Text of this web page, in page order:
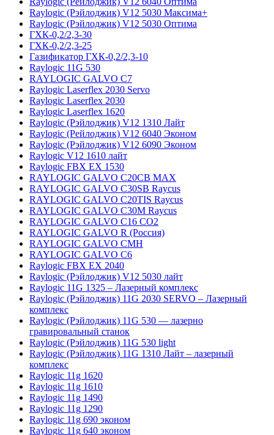
Raylogic (Рэйлоджик) V12 5030 Максима+
Raylogic (Рэйлоджик) V12 5030 Оптима
ГХК-0,2/2,3-30
ГХК-0,2/2,3-25
Газификатор ГХК-0,2/2,3-10
Raylogic 11G 530
RAYLOGIC GALVO С7
Raylogic Laserflex 2030 Servo
Raylogic Laserflex 2030
Raylogic Laserflex 1620
Raylogic (Рэйлоджик) V12 1310 Лайт
Raylogic (Рейлоджик) V12 6040 Эконом
Raylogic (Рэйлоджик) V12 6090 Эконом
Raylogic V12 1610 лайт
Raylogic FBX EX 1530
RAYLOGIC GALVO С20CB MAX
RAYLOGIC GALVO С30SB Raycus
RAYLOGIC GALVO C20TIS Raycus
RAYLOGIC GALVO С30M Raycus
RAYLOGIC GALVO С16 CO2
RAYLOGIC GALVO R (Россия)
RAYLOGIC GALVO CMH
RAYLOGIC GALVO С6
Raylogic FBX EX 2040
Raylogic (Рэйлоджик) V12 5030 лайт
Raylogic 11G 1325 – Лазерный комплекс
Raylogic (Рэйлоджик) 11G 2030 SERVO – Лазерный
комплекс
Raylogic (Рэйлоджик) 11G 530 — лазерно
гравировальный станок
Raylogic (Рэйлоджик) 11G 530 light
Raylogic (Рэйлоджик) 11G 1310 Лайт – лазерный
комплекс
Raylogic 11g 1620
Raylogic 11g 1610
Raylogic 11g 1490
Raylogic 11g 1290
Raylogic 11g 690 эконом
Raylogic 11g 640 эконом